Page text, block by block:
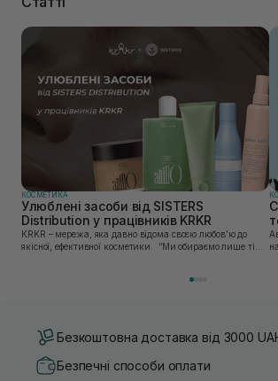
КОСМЕТИКА
Улюблені засоби від SISTERS
Distribution у працівників KRKR
KRKR – мережа, яка давно відома своєю любов’ю до
якісної, ефективної косметики. “Ми обираємо лише ті
Безкоштовна доставка від 3000
Безпечні способи оплати